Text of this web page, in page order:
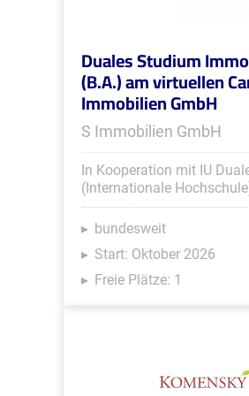
Duales Studium
(B.A.) am virtuellen
Immobilien GmbH
S Immobilien GmbH
In Kooperation mit IU
(Internationale
bundesweit
Start: Oktober 2026
Freie Plätze: 1